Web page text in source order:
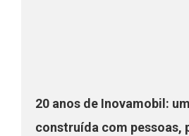
20 anos de Inovamobil:
construída com pessoas,